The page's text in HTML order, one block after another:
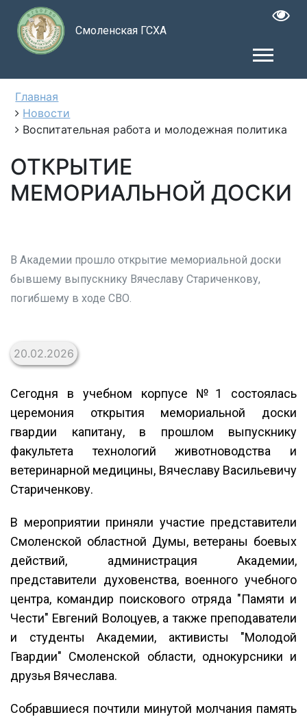
Смоленская ГСХА
Главная
Новости
Воспитательная работа и молодежная политика
ОТКРЫТИЕ
МЕМОРИАЛЬНОЙ ДОСКИ
В Академии прошло открытие мемориальной доски
бывшему выпускнику Вячеславу Стариченкову,
погибшему в ходе СВО.
20.02.2026
Сегодня в учебном корпусе №1 состоялась
церемония открытия мемориальной доски
гвардии капитану, в прошлом выпускнику
факультета технологий животноводства и
ветеринарной медицины, Вячеславу Васильевичу
Стариченкову.
В мероприятии приняли участие представители
Смоленской областной Думы, ветераны боевых
действий, администрация Академии,
представители духовенства, военного учебного
центра, командир поискового отряда "Памяти и
Чести" Евгений Волоцуев, а также преподаватели
и студенты Академии, активисты "Молодой
Гвардии" Смоленской области, однокурсники и
друзья Вячеслава.
Собравшиеся почтили минутой молчания память